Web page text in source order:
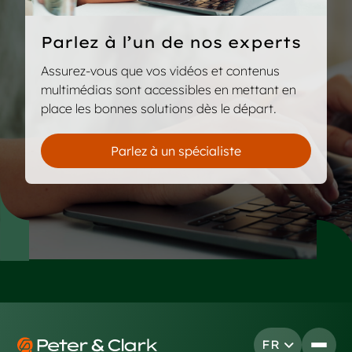
Parlez à l’un de nos experts
Assurez-vous que vos vidéos et contenus
multimédias sont accessibles en mettant en
place les bonnes solutions dès le départ.
Parlez à un spécialiste
FR